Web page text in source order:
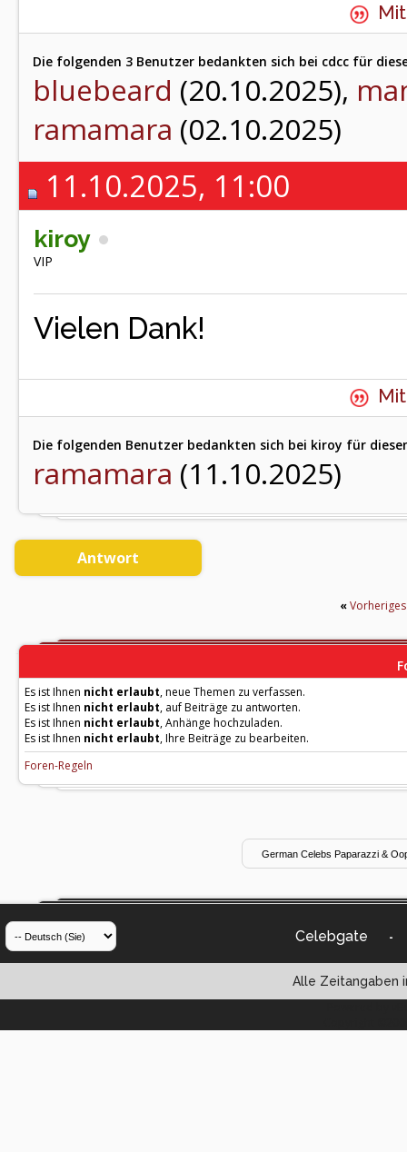
Die folgenden 3 Benutzer bedankten sich bei cdcc für
bluebeard (20.10.2025),
ramamara (02.10.2025)
11.10.2025, 11:00
kiroy
VIP
Vielen Dank!
Die folgenden Benutzer bedankten sich bei kiroy für
ramamara (11.10.2025)
Antwort
«
Es ist Ihnen nicht erlaubt, neue Themen zu verfassen.
Es ist Ihnen nicht erlaubt, auf Beiträge zu antworten.
Es ist Ihnen nicht erlaubt, Anhänge hochzuladen.
Es ist Ihnen nicht erlaubt, Ihre Beiträge zu bearbeiten.
Foren-Regeln
Celebgate -
Alle Zeitangaben